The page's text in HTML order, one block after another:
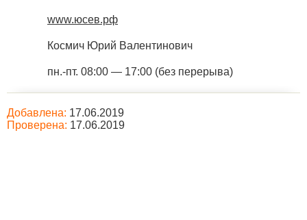
www.юсев.рф
Космич Юрий Валентинович
пн.-пт. 08:00 — 17:00 (без перерыва)
Добавлена: 17.06.2019
Проверена: 17.06.2019